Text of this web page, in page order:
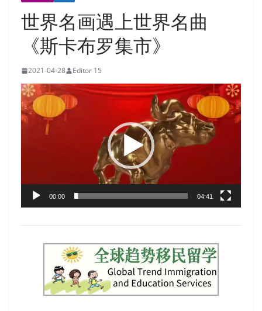
世界名画遇上世界名曲
《斯卡布罗集市》
2021-04-28 Editor 15
视
频
播
00:00 04:41